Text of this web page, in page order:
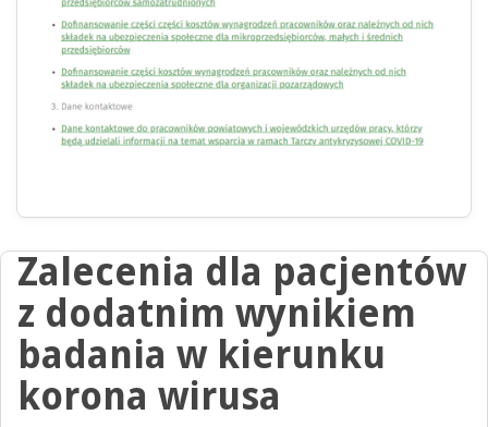
Zalecenia dla pacjentów
z dodatnim wynikiem
badania w kierunku
korona wirusa